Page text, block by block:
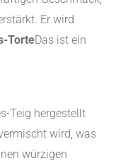
Er wird
TorteDas ist ein
Teig hergestellt
wird, was
würzigen